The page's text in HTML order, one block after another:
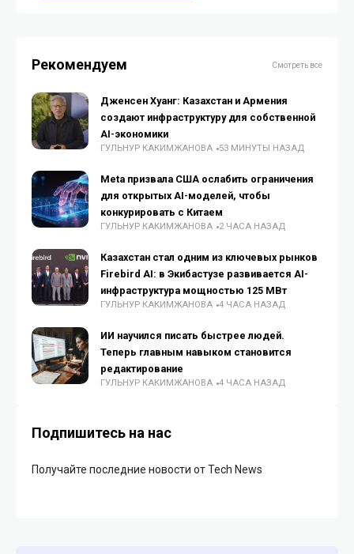
Рекомендуем Смотреть все
Дженсен Хуанг: Казахстан и Армения
создают инфраструктуру для собственной
AI-экономики
ГУЛЬНУР КАКИМЖАНОВА 53 МИНУТЫ НАЗАД
Meta призвала США ослабить ограничения
для открытых AI-моделей, чтобы
конкурировать с Китаем
ГУЛЬНУР КАКИМЖАНОВА 2 ЧАСА НАЗАД
Казахстан стал одним из ключевых рынков
Firebird AI: в Экибастузе развивается AI-
инфраструктура мощностью 125 МВт
ГУЛЬНУР КАКИМЖАНОВА 4 ЧАСА НАЗАД
ИИ научился писать быстрее людей.
Теперь главным навыком становится
редактирование
ГУЛЬНУР КАКИМЖАНОВА 4 ЧАСА НАЗАД
Подпишитесь на нас
Получайте последние новости от Tech News